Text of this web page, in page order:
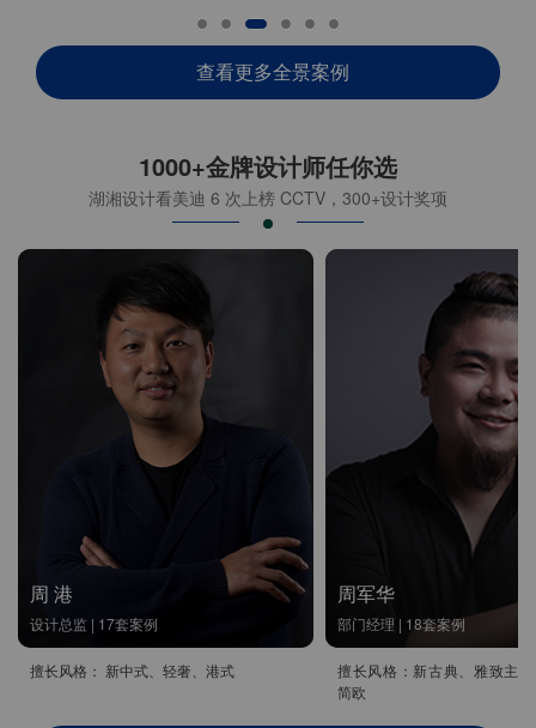
查看更多全景案例
1000+金牌设计师任你选
湖湘设计看美迪 6 次上榜 CCTV，300+设计奖项
周 港
设计总监 | 17套案例
擅长风格： 新中式、轻奢、港式
周军华
部门经理 | 18套案例
擅长风格：新古典、雅致主
简欧